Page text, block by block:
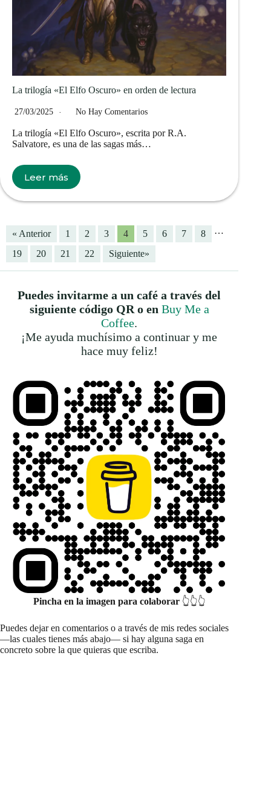
La trilogía «El Elfo Oscuro» en orden de lectura
27/03/2025 No Hay Comentarios
La trilogía «El Elfo Oscuro», escrita por R.A.
Salvatore, es una de las sagas más…
Leer más
« Anterior 1 2 3 4 5 6 7 8 …
19 20 21 22 Siguiente»
Puedes invitarme a un café a través del
siguiente código QR o en Buy Me a
Coffee.
¡Me ayuda muchísimo a continuar y me
hace muy feliz!
Pincha en la imagen para colaborar👆👆👆
Puedes dejar en comentarios o a través de mis redes sociales
—las cuales tienes más abajo— si hay alguna saga en
concreto sobre la que quieras que escriba.